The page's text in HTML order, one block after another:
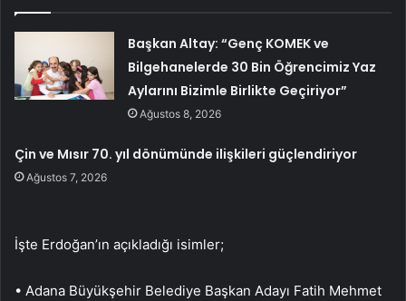
Başkan Altay: “Genç KOMEK ve
Bilgehanelerde 30 Bin Öğrencimiz Yaz
Aylarını Bizimle Birlikte Geçiriyor”
Ağustos 8, 2026
Çin ve Mısır 70. yıl dönümünde ilişkileri güçlendiriyor
Ağustos 7, 2026
İşte Erdoğan’ın açıkladığı isimler;
• Adana Büyükşehir Belediye Başkan Adayı Fatih Mehmet